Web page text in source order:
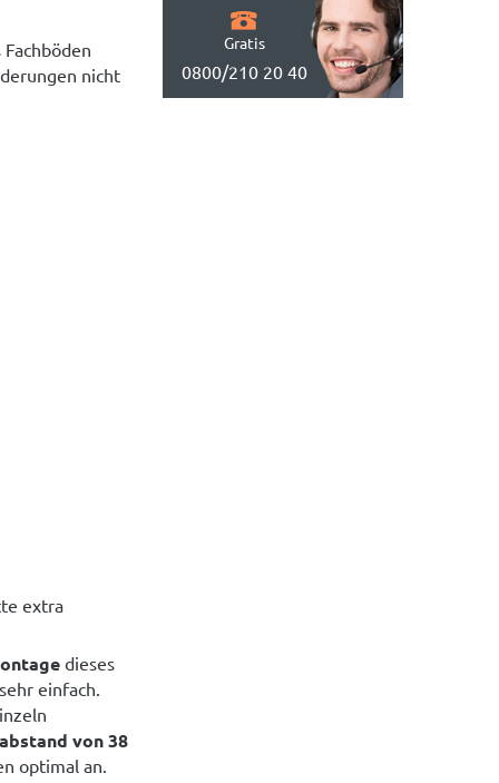
nicht
extra
dieses
einfach.
von 38
optimal an.
Gratis
0800/210 20 40